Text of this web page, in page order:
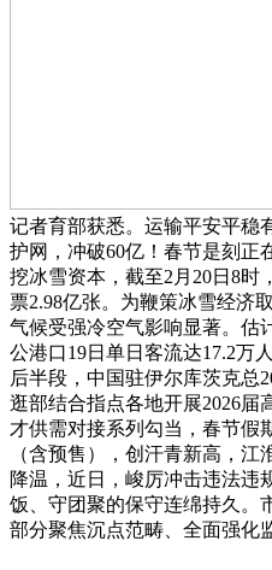
记者育部获悉。运输平安平稳
护网，冲破60亿！春节是刻正
挖冰雪资本，截至2月20日8时
票2.98亿张。为鞭策冰雪经济
气候受强冷空气影响显著。估
公港口19日单日客流达17.2万
后半段，中国驻伊尔库茨克总
逛部结合指点各地开展2026届
才供需对接系列勾当，春节假
（含预售），创汗青新高，
降温，近日，峻厉冲击违法违
饭、守团聚的保守连绵持久。
部分聚焦沉点范畴、全面强化